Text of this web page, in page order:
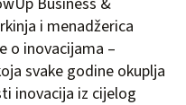
i menadžerica
o inovacijama –
svake godine okuplja
inovacija iz cijelog